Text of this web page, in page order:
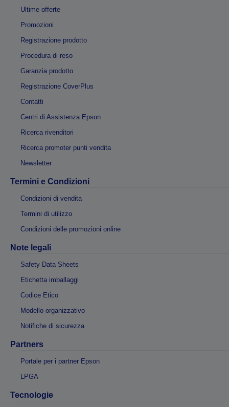
Ultime offerte
Promozioni
Registrazione prodotto
Procedura di reso
Garanzia prodotto
Registrazione CoverPlus
Contatti
Centri di Assistenza Epson
Ricerca rivenditori
Ricerca promoter punti vendita
Newsletter
Termini e Condizioni
Condizioni di vendita
Termini di utilizzo
Condizioni delle promozioni online
Note legali
Safety Data Sheets
Etichetta imballaggi
Codice Etico
Modello organizzativo
Notifiche di sicurezza
Partners
Portale per i partner Epson
LPGA
Tecnologie